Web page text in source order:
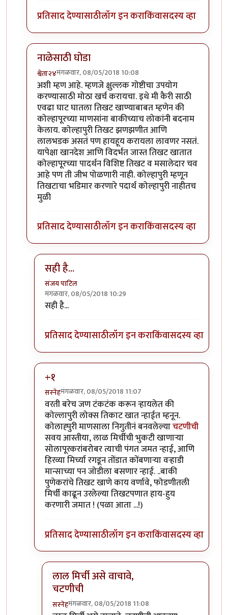
प्रतिसाद देण्यासाठीलॉग इन कराकिंवासदस्य व्हा
नाळेसाठी घोडा
श्वेता२४मंगळवार, 08/05/2018 10:08
In reply toनाळेसाठी घोडा?byउपयोजक
अशी म्हण आहे. म्हणजे क्षुल्लक गोष्टीचा उपयोग
करण्यासाठी मोठा खर्च करायचा. इथे मी कैरी साठी
एवढा घाट घातला तिखट खाण्याबाबत म्हणेन की
कोल्हापूरच्या माणसांना बाकीच्याच लोकांनी बदनाम
केलाय. कोल्हापुरी तिखट झणझणीत आणि
लालभडक असतं पण हायहूय करायला लावणर नसतं.
यापेक्षा खानदेश आणि विदर्भत जास्त तिखट खातात
कोल्हापूरच्या पादर्थन विशिष्ट तिखट व मसालेदार चव
आहे पण ती जीभ पोळणारी नाही. कोल्हापुरी म्हणून
तिखटाचा भडिमार करणारे पदार्थ कोल्हापुरी नाहीतच
मुळी
प्रतिसाद देण्यासाठीलॉग इन कराकिंवासदस्य व्हा
सही है...
संजय पाटिल
मंगळवार, 08/05/2018 10:29
In reply to
सही है...
प्रतिसाद देण्यासाठीलॉग इन कराकिंवासदस्य व्हा
+१
सस्नेहमंगळवार, 08/05/2018 11:07
In reply toनाळेसाठी घोडाbyश्वेता२४
वरती बरेच जण टंकटंक करून र्‍हायलेत की
कोल्लापुरी लोक्स तिकाट खात न्हाईत म्हनून.
कोलाह्पुरी माणसाला निगुतीनं बनवलेल्याचटणीची
सवय आस्तीया, लाळ मिर्चीची भुकटी खाणाऱ्या
सोलापूरकरांबरोबर त्याची पंगत जमत न्हाई, आणि
हिरव्या मिर्च्या रगडून तोंडात कोंबणाऱ्या वऱ्हाडी
मान्साच्या पन जोडीला बसणार न्हाई. ..बाकी
पुणेकरांचे तिखट खाणे काय वर्णावे, फोडणीतली
मिर्ची काढून उरलेल्या तिखटपणात हाय-हुय
करणारी जमात ! (पळा आता ...!)
प्रतिसाद देण्यासाठीलॉग इन कराकिंवासदस्य व्हा
लाल मिर्ची असे वाचावे,
चटणीची
सस्नेहमंगळवार, 08/05/2018 11:08